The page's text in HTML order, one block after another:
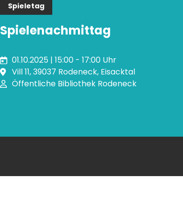
Spieletag
Spielenachmittag
01.10.2025 | 15:00 - 17:00 Uhr
Vill 11, 39037 Rodeneck, Eisacktal
Öffentliche Bibliothek Rodeneck